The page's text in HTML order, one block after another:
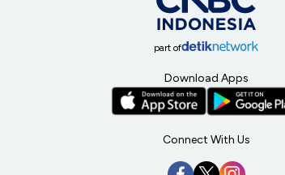
part of
Download Apps
Connect With Us